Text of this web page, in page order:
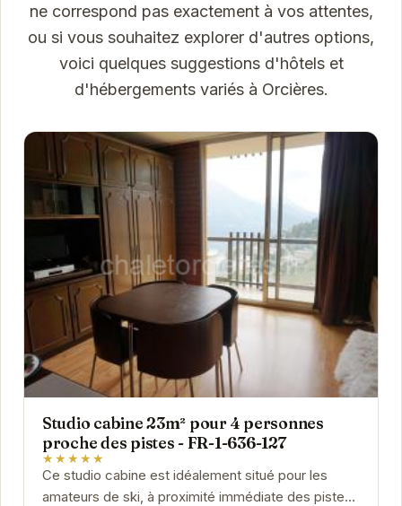
ne correspond pas exactement à vos attentes,
ou si vous souhaitez explorer d'autres options,
voici quelques suggestions d'hôtels et
d'hébergements variés à Orcières.
Studio cabine 23m² pour 4 personnes
proche des pistes - FR-1-636-127
★★★★★
Ce studio cabine est idéalement situé pour les
amateurs de ski, à proximité immédiate des pistes